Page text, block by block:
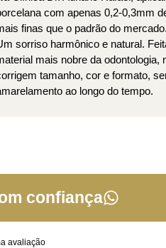
com apenas 0,2-0,3mm
finas que o padrão do
sorriso harmônico e natural.
mais nobre da odontologia,
tamanho, cor e formato,
ao longo do tempo.
confiança
avaliação